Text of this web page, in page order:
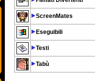
ScreenMates
Eseguibili
Testi
Tabù